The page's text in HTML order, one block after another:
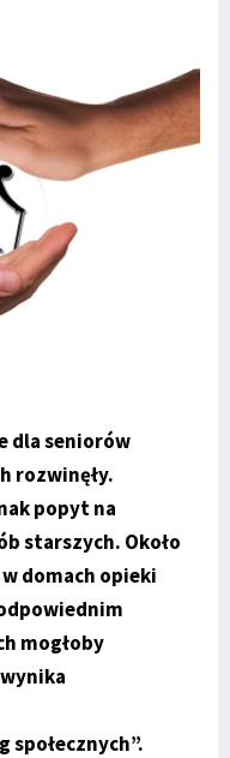
dla seniorów
rozwinęły.
popyt na
starszych. Około
domach opieki
mogłoby